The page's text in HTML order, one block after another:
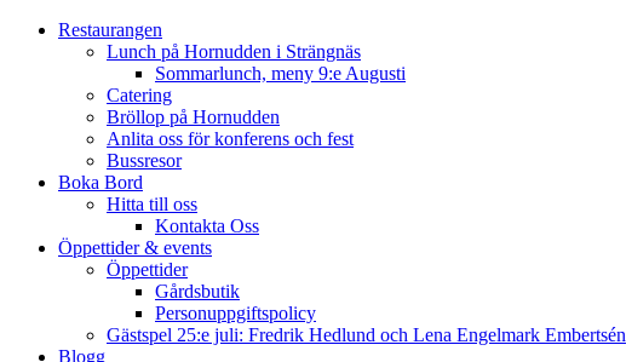
Restaurangen
Lunch på Hornudden i Strängnäs
Sommarlunch, meny 9:e Augusti
Catering
Bröllop på Hornudden
Anlita oss för konferens och fest
Bussresor
Boka Bord
Hitta till oss
Kontakta Oss
Öppettider & events
Öppettider
Gårdsbutik
Personuppgiftspolicy
Gästspel 25:e juli: Fredrik Hedlund och Lena Engelmark Embertsén
Blogg